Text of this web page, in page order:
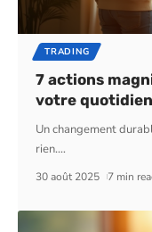
TRADING
7 actions
votre quotidien
Un changement
rien.…
30 août 2025 7 min